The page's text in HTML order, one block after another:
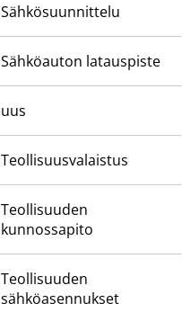
Sähkösuunnittelu
Sähköauton latauspiste
Teollisuusvalaistus
Teollisuuden
kunnossapito
Teollisuuden
sähköasennukset